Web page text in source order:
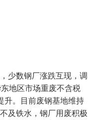
少数钢厂涨跌互现，调
地区市场重废不含税
升。目前废钢基地维持
及铁水，钢厂用废积极